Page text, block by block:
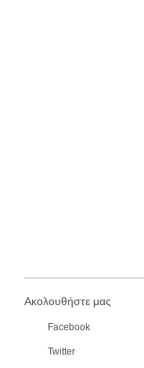
Ακολουθήστε μας
Facebook
Twitter